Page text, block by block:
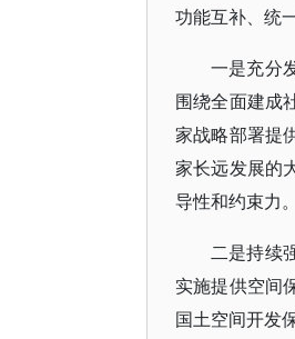
功能互补、统
一是充分
围绕全面建成
家战略部署提
家长远发展的
导性和约束力。
二是持续
实施提供空间
国土空间开发